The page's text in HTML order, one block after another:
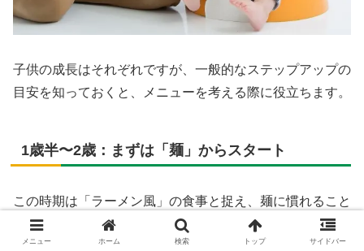
子供の成長はそれぞれですが、一般的なステップアップの
目安を知っておくと、メニューを考える際に役立ちます。
1歳半〜2歳：まずは「麺」からスタート
この時期は「ラーメン風」の食事と捉え、麺に慣れること
を目標にしましょう。
・スープ：
手作りするか、大人用のスープを3倍以上に薄
メニュー ホーム 検索 トップ サイドバー